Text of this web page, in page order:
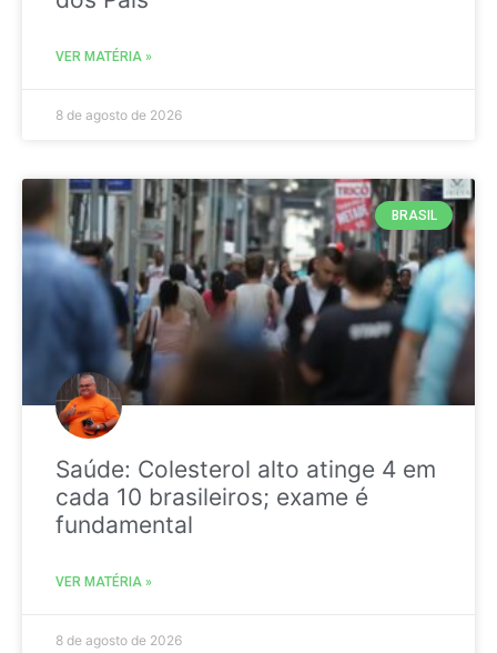
VER MATÉRIA »
8 de agosto de 2026
BRASIL
Saúde: Colesterol alto atinge 4 em
cada 10 brasileiros; exame é
fundamental
VER MATÉRIA »
8 de agosto de 2026